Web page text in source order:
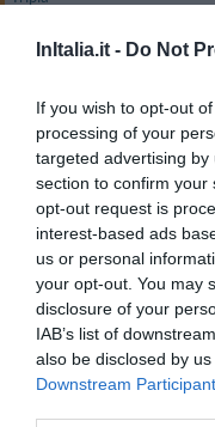
InItalia.it - Do Not
If you wish to opt-out
processing of your
targeted advertising
section to confirm your
opt-out request is
interest-based ads
us or personal
your opt-out. You may
disclosure of your
IAB’s list of
also be disclosed by
Downstream
Doppia Economy
Le camere sono dotate
satellitare, aria
a Internet gratuita, bagno
Camere disponibili:
Superior vista Lago, Doppia
Servizi Inclusi
Aria condizionata nelle aree
Ristorante e